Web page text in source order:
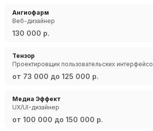
Ангиофарм
Веб-дизайнер
130 000 р.
Тензор
Проектировщик пользовательских
от 73 000 до 125 000 р.
Медиа Эффект
UX/UI-дизайнер
от 100 000 до 150 000 р.